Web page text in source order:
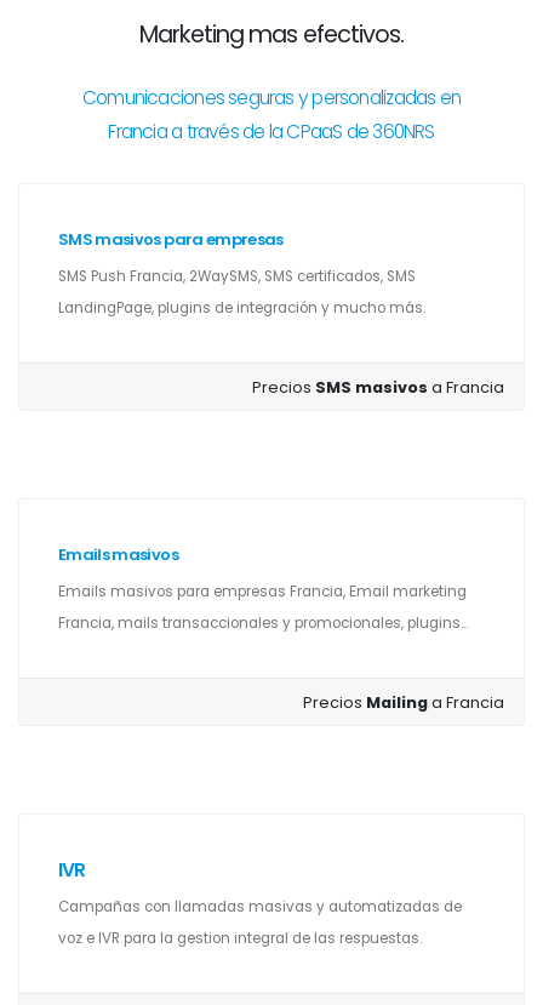
Marketing mas efectivos.
Comunicaciones seguras y personalizadas en
Francia a través de la CPaaS de 360NRS
SMS masivos para empresas
SMS Push Francia, 2WaySMS, SMS certificados, SMS
LandingPage, plugins de integración y mucho más.
Precios SMS masivosa Francia
Emails masivos
Emails masivos para empresas Francia, Email marketing
Francia, mails transaccionales y promocionales, plugins...
Precios Mailinga Francia
IVR
Campañas con llamadas masivas y automatizadas de
voz e IVR para la gestion integral de las respuestas.